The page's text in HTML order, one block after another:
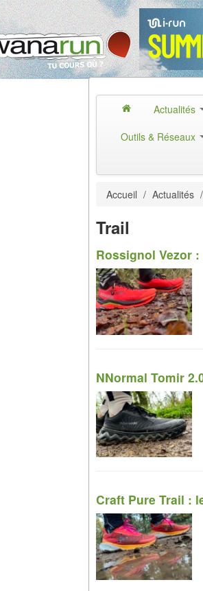
Actualités
Outils & Réseaux
Accueil / Actualités /
Trail
Rossignol Vezor
NNormal Tomir
Craft Pure Trail :